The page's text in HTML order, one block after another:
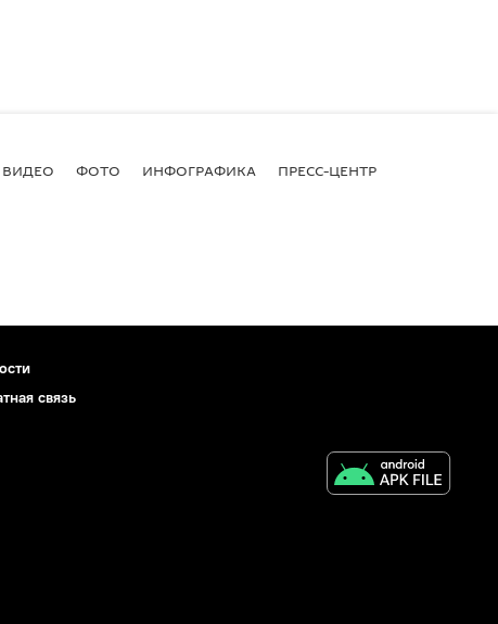
ВИДЕО ФОТО ИНФОГРАФИКА ПРЕСС-ЦЕНТР
связь